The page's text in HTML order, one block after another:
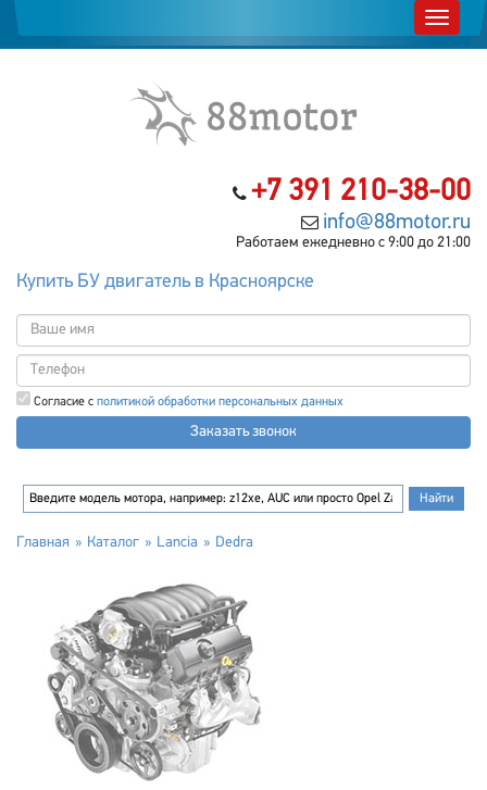
+7 391 210-38-00
info@88motor.ru
Работаем ежедневно с 9:00 до 21:00
Купить БУ двигатель в Красноярске
Согласие с политикой обработки персональных данных
Заказать звонок
Главная Каталог Lancia Dedra